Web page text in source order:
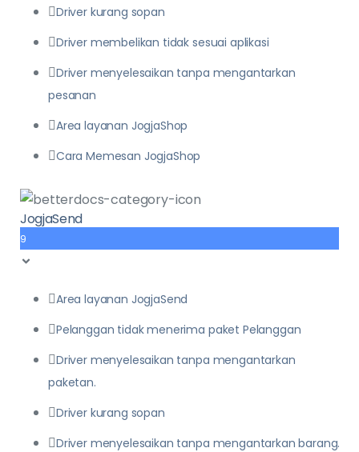
Driver kurang sopan
Driver membelikan tidak sesuai aplikasi
Driver menyelesaikan tanpa mengantarkan
pesanan
Area layanan JogjaShop
Cara Memesan JogjaShop
JogjaSend
9
Area layanan JogjaSend
Pelanggan tidak menerima paket Pelanggan
Driver menyelesaikan tanpa mengantarkan
paketan.
Driver kurang sopan
Driver menyelesaikan tanpa mengantarkan barang.